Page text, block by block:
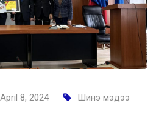
April 8, 2024 Шинэ мэдээ